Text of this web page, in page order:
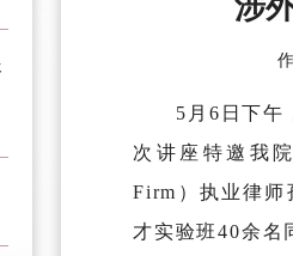
5月6日下午
次讲座特邀我
Firm）执业律师
才实验班40余名